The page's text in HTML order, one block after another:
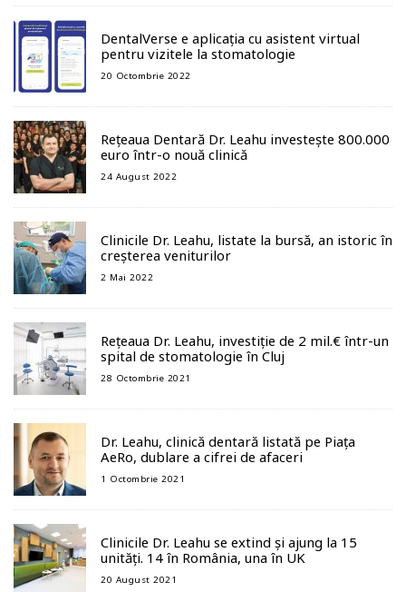
DentalVerse e aplicația cu asistent virtual
pentru vizitele la stomatologie
20 Octombrie 2022
Rețeaua Dentară Dr. Leahu investește 800.000
euro într-o nouă clinică
24 August 2022
Clinicile Dr. Leahu, listate la bursă, an istoric în
creșterea veniturilor
2 Mai 2022
Rețeaua Dr. Leahu, investiție de 2 mil.€ într-un
spital de stomatologie în Cluj
28 Octombrie 2021
Dr. Leahu, clinică dentară listată pe Piața
AeRo, dublare a cifrei de afaceri
1 Octombrie 2021
Clinicile Dr. Leahu se extind și ajung la 15
unități. 14 în România, una în UK
20 August 2021